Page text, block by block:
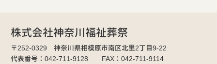
株式会社神奈川福祉葬祭
〒252-0329 神奈川県相模原市南区北里2丁目9-22
代表番号：042-711-9128 FAX：042-711-9114